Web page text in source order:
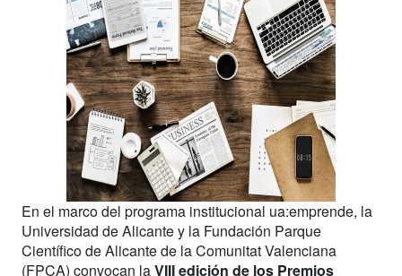
En el marco del programa institucional ua:emprende, la
Universidad de Alicante y la Fundación Parque
Científico de Alicante de la Comunitat Valenciana
(FPCA) convocan laVIII edición de los Premios